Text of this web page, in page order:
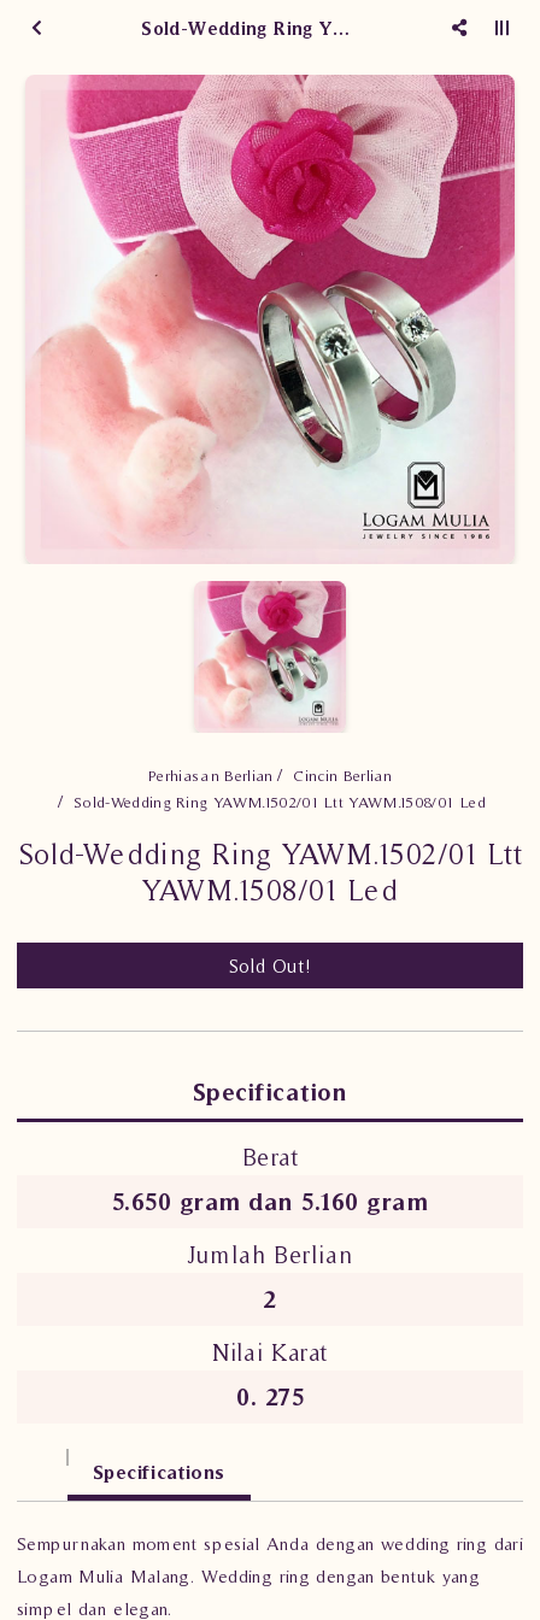
Sold-Wedding Ring YAWM.1502/01 Ltt YAWM.1508/01 Led
Perhiasan Berlian
Cincin Berlian
Sold-Wedding Ring YAWM.1502/01 Ltt YAWM.1508/01 Led
Sold-Wedding Ring YAWM.1502/01 Ltt
YAWM.1508/01 Led
Sold Out!
Specification
Berat
5.650 gram dan 5.160 gram
Jumlah Berlian
2
Nilai Karat
0. 275
Specifications
Sempurnakan moment spesial Anda dengan wedding ring dari
Logam Mulia Malang. Wedding ring dengan bentuk yang
simpel dan elegan.